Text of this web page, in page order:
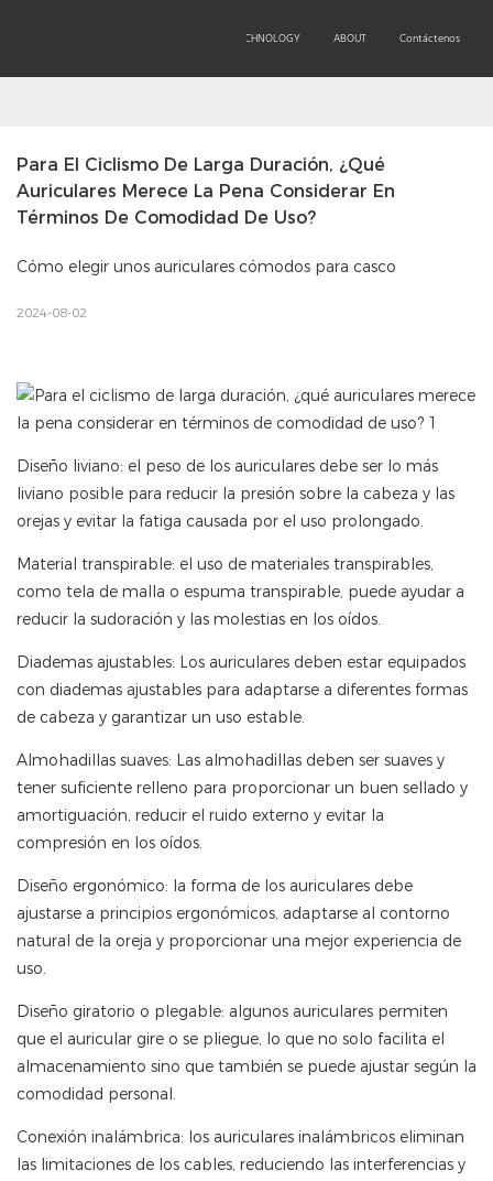
TECHNOLOGY ABOUT Contáctenos
Para El Ciclismo De Larga Duración, ¿qué
Auriculares Merece La Pena Considerar En
Términos De Comodidad De Uso?
Cómo elegir unos auriculares cómodos para casco
2024-08-02
Diseño liviano: el peso de los auriculares debe ser lo más
liviano posible para reducir la presión sobre la cabeza y las
orejas y evitar la fatiga causada por el uso prolongado.
Material transpirable: el uso de materiales transpirables,
como tela de malla o espuma transpirable, puede ayudar a
reducir la sudoración y las molestias en los oídos.
Diademas ajustables: Los auriculares deben estar equipados
con diademas ajustables para adaptarse a diferentes formas
de cabeza y garantizar un uso estable.
Almohadillas suaves: Las almohadillas deben ser suaves y
tener suficiente relleno para proporcionar un buen sellado y
amortiguación, reducir el ruido externo y evitar la
compresión en los oídos.
Diseño ergonómico: la forma de los auriculares debe
ajustarse a principios ergonómicos, adaptarse al contorno
natural de la oreja y proporcionar una mejor experiencia de
uso.
Diseño giratorio o plegable: algunos auriculares permiten
que el auricular gire o se pliegue, lo que no solo facilita el
almacenamiento sino que también se puede ajustar según la
comodidad personal.
Conexión inalámbrica: los auriculares inalámbricos eliminan
las limitaciones de los cables, reduciendo las interferencias y